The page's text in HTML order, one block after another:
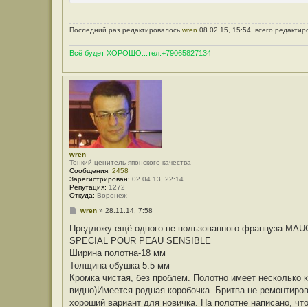
Последний раз редактировалось wren 08.02.15, 15:54, всего
Всё будет ХОРОШО...тел:+79065827134
wren
Тонкий ценитель японского качества
Сообщения: 2458
Зарегистрирован: 02.04.13, 22:14
Репутация: 1272
Откуда: Воронеж
С
о
щ
е
и
е
wren» 28.11.14, 7:58
Предложу ещё одного не пользованного француза
SPECIAL POUR PEAU SENSIBLE
Ширина полотна-18 мм
Толщина обушка-5.5 мм
Кромка чистая, без проблем. Полотно имеет
видно)Имеется родная коробочка. Бритва не
хороший вариант для новичка. На полотне написано,